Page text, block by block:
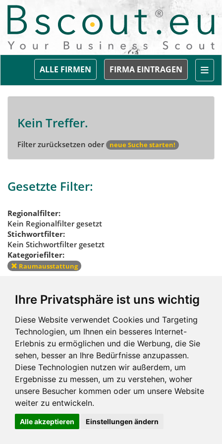
Ihre Privatsphäre ist uns wichtig
Diese Website verwendet Cookies und Targeting
Technologien, um Ihnen ein besseres Internet-
Erlebnis zu ermöglichen und die Werbung, die Sie
sehen, besser an Ihre Bedürfnisse anzupassen.
Diese Technologien nutzen wir außerdem, um
Ergebnisse zu messen, um zu verstehen, woher
unsere Besucher kommen oder um unsere Website
weiter zu entwickeln.
Alle akzeptieren Einstellungen ändern
FIRMA EINTRAGEN
ALLE FIRMEN
Kein Treffer.
Filter zurücksetzen oder neue Suche starten!
Gesetzte Filter:
Regionalfilter:
Kein Regionalfilter gesetzt
Stichwortfilter:
Kein Stichwortfilter gesetzt
Kategoriefilter:
Raumausstattung
Kategoriefilter
zurücksetzen
Impressum und mehr